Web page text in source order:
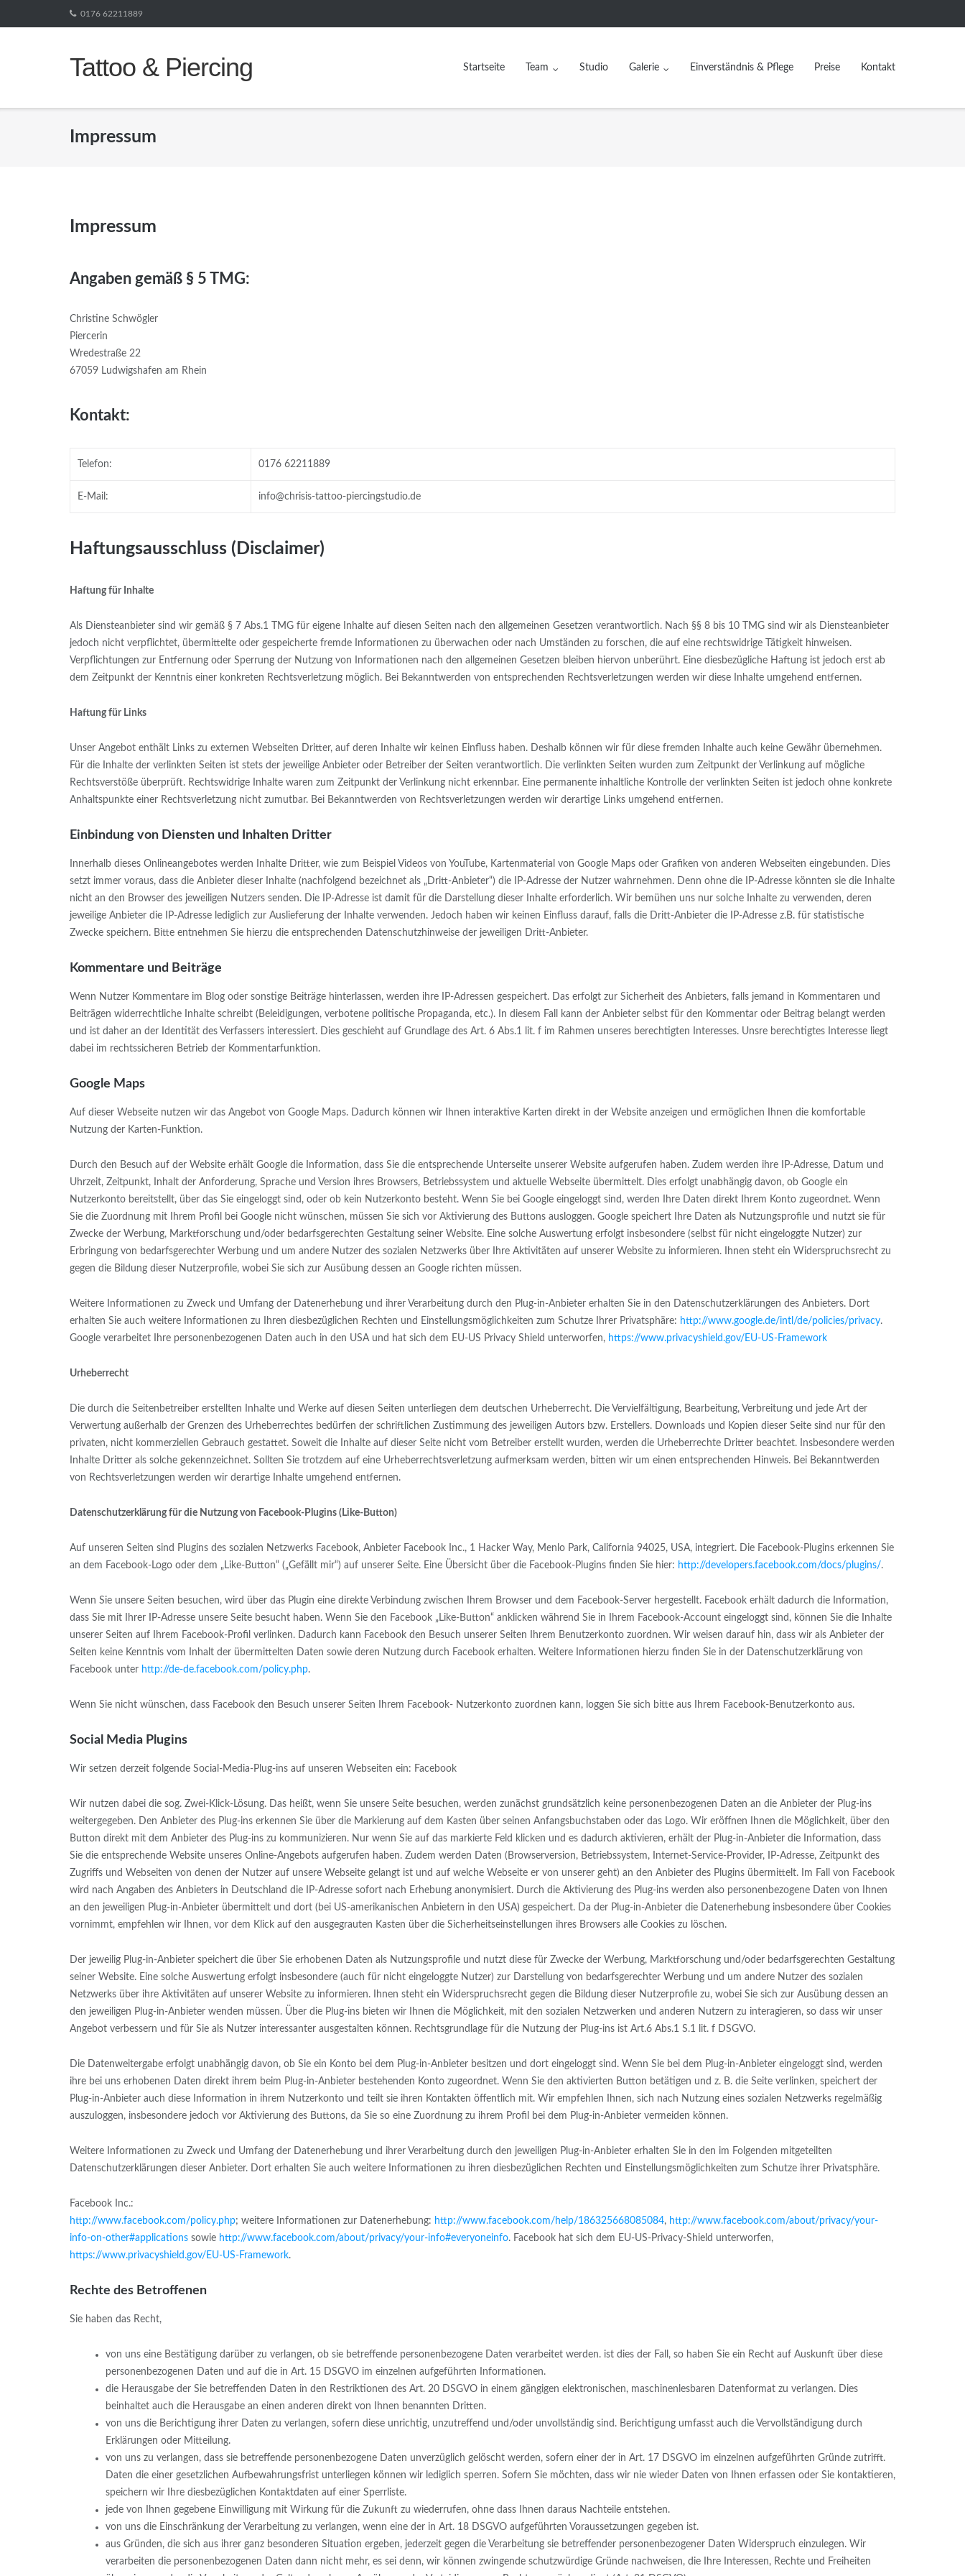
0176 62211889
Tattoo & Piercing Startseite Team Studio Galerie Einverständnis & Pflege Preise Kontakt
Impressum
Impressum
Angaben gemäß § 5 TMG:
Christine Schwögler
Piercerin
Wredestraße 22
67059 Ludwigshafen am Rhein
Kontakt:
Telefon: 0176 62211889
E-Mail: info@chrisis-tattoo-piercingstudio.de
Haftungsausschluss (Disclaimer)
Haftung für Inhalte
Als Diensteanbieter sind wir gemäß § 7 Abs.1 TMG für eigene Inhalte auf diesen Seiten nach den allgemeinen Gesetzen verantwortlich. Nach §§ 8 bis 10 TMG sind wir als Diensteanbieter
jedoch nicht verpflichtet, übermittelte oder gespeicherte fremde Informationen zu überwachen oder nach Umständen zu forschen, die auf eine rechtswidrige Tätigkeit hinweisen.
Verpflichtungen zur Entfernung oder Sperrung der Nutzung von Informationen nach den allgemeinen Gesetzen bleiben hiervon unberührt. Eine diesbezügliche Haftung ist jedoch erst ab
dem Zeitpunkt der Kenntnis einer konkreten Rechtsverletzung möglich. Bei Bekanntwerden von entsprechenden Rechtsverletzungen werden wir diese Inhalte umgehend entfernen.
Haftung für Links
Unser Angebot enthält Links zu externen Webseiten Dritter, auf deren Inhalte wir keinen Einfluss haben. Deshalb können wir für diese fremden Inhalte auch keine Gewähr übernehmen.
Für die Inhalte der verlinkten Seiten ist stets der jeweilige Anbieter oder Betreiber der Seiten verantwortlich. Die verlinkten Seiten wurden zum Zeitpunkt der Verlinkung auf mögliche
Rechtsverstöße überprüft. Rechtswidrige Inhalte waren zum Zeitpunkt der Verlinkung nicht erkennbar. Eine permanente inhaltliche Kontrolle der verlinkten Seiten ist jedoch ohne konkrete
Anhaltspunkte einer Rechtsverletzung nicht zumutbar. Bei Bekanntwerden von Rechtsverletzungen werden wir derartige Links umgehend entfernen.
Einbindung von Diensten und Inhalten Dritter
Innerhalb dieses Onlineangebotes werden Inhalte Dritter, wie zum Beispiel Videos von YouTube, Kartenmaterial von Google Maps oder Grafiken von anderen Webseiten eingebunden. Dies
setzt immer voraus, dass die Anbieter dieser Inhalte (nachfolgend bezeichnet als „Dritt-Anbieter“) die IP-Adresse der Nutzer wahrnehmen. Denn ohne die IP-Adresse könnten sie die Inhalte
nicht an den Browser des jeweiligen Nutzers senden. Die IP-Adresse ist damit für die Darstellung dieser Inhalte erforderlich. Wir bemühen uns nur solche Inhalte zu verwenden, deren
jeweilige Anbieter die IP-Adresse lediglich zur Auslieferung der Inhalte verwenden. Jedoch haben wir keinen Einfluss darauf, falls die Dritt-Anbieter die IP-Adresse z.B. für statistische
Zwecke speichern. Bitte entnehmen Sie hierzu die entsprechenden Datenschutzhinweise der jeweiligen Dritt-Anbieter.
Kommentare und Beiträge
Wenn Nutzer Kommentare im Blog oder sonstige Beiträge hinterlassen, werden ihre IP-Adressen gespeichert. Das erfolgt zur Sicherheit des Anbieters, falls jemand in Kommentaren und
Beiträgen widerrechtliche Inhalte schreibt (Beleidigungen, verbotene politische Propaganda, etc.). In diesem Fall kann der Anbieter selbst für den Kommentar oder Beitrag belangt werden
und ist daher an der Identität des Verfassers interessiert. Dies geschieht auf Grundlage des Art. 6 Abs.1 lit. f im Rahmen unseres berechtigten Interesses. Unsre berechtigtes Interesse liegt
dabei im rechtssicheren Betrieb der Kommentarfunktion.
Google Maps
Auf dieser Webseite nutzen wir das Angebot von Google Maps. Dadurch können wir Ihnen interaktive Karten direkt in der Website anzeigen und ermöglichen Ihnen die komfortable
Nutzung der Karten-Funktion.
Durch den Besuch auf der Website erhält Google die Information, dass Sie die entsprechende Unterseite unserer Website aufgerufen haben. Zudem werden ihre IP-Adresse, Datum und
Uhrzeit, Zeitpunkt, Inhalt der Anforderung, Sprache und Version ihres Browsers, Betriebssystem und aktuelle Webseite übermittelt. Dies erfolgt unabhängig davon, ob Google ein
Nutzerkonto bereitstellt, über das Sie eingeloggt sind, oder ob kein Nutzerkonto besteht. Wenn Sie bei Google eingeloggt sind, werden Ihre Daten direkt Ihrem Konto zugeordnet. Wenn
Sie die Zuordnung mit Ihrem Profil bei Google nicht wünschen, müssen Sie sich vor Aktivierung des Buttons ausloggen. Google speichert Ihre Daten als Nutzungsprofile und nutzt sie für
Zwecke der Werbung, Marktforschung und/oder bedarfsgerechten Gestaltung seiner Website. Eine solche Auswertung erfolgt insbesondere (selbst für nicht eingeloggte Nutzer) zur
Erbringung von bedarfsgerechter Werbung und um andere Nutzer des sozialen Netzwerks über Ihre Aktivitäten auf unserer Website zu informieren. Ihnen steht ein Widerspruchsrecht zu
gegen die Bildung dieser Nutzerprofile, wobei Sie sich zur Ausübung dessen an Google richten müssen.
Weitere Informationen zu Zweck und Umfang der Datenerhebung und ihrer Verarbeitung durch den Plug-in-Anbieter erhalten Sie in den Datenschutzerklärungen des Anbieters. Dort
erhalten Sie auch weitere Informationen zu Ihren diesbezüglichen Rechten und Einstellungsmöglichkeiten zum Schutze Ihrer Privatsphäre: http://www.google.de/intl/de/policies/privacy.
Google verarbeitet Ihre personenbezogenen Daten auch in den USA und hat sich dem EU-US Privacy Shield unterworfen, https://www.privacyshield.gov/EU-US-Framework
Urheberrecht
Die durch die Seitenbetreiber erstellten Inhalte und Werke auf diesen Seiten unterliegen dem deutschen Urheberrecht. Die Vervielfältigung, Bearbeitung, Verbreitung und jede Art der
Verwertung außerhalb der Grenzen des Urheberrechtes bedürfen der schriftlichen Zustimmung des jeweiligen Autors bzw. Erstellers. Downloads und Kopien dieser Seite sind nur für den
privaten, nicht kommerziellen Gebrauch gestattet. Soweit die Inhalte auf dieser Seite nicht vom Betreiber erstellt wurden, werden die Urheberrechte Dritter beachtet. Insbesondere werden
Inhalte Dritter als solche gekennzeichnet. Sollten Sie trotzdem auf eine Urheberrechtsverletzung aufmerksam werden, bitten wir um einen entsprechenden Hinweis. Bei Bekanntwerden
von Rechtsverletzungen werden wir derartige Inhalte umgehend entfernen.
Datenschutzerklärung für die Nutzung von Facebook-Plugins (Like-Button)
Auf unseren Seiten sind Plugins des sozialen Netzwerks Facebook, Anbieter Facebook Inc., 1 Hacker Way, Menlo Park, California 94025, USA, integriert. Die Facebook-Plugins erkennen Sie
an dem Facebook-Logo oder dem „Like-Button“ („Gefällt mir“) auf unserer Seite. Eine Übersicht über die Facebook-Plugins finden Sie hier: http://developers.facebook.com/docs/plugins/.
Wenn Sie unsere Seiten besuchen, wird über das Plugin eine direkte Verbindung zwischen Ihrem Browser und dem Facebook-Server hergestellt. Facebook erhält dadurch die Information,
dass Sie mit Ihrer IP-Adresse unsere Seite besucht haben. Wenn Sie den Facebook „Like-Button“ anklicken während Sie in Ihrem Facebook-Account eingeloggt sind, können Sie die Inhalte
unserer Seiten auf Ihrem Facebook-Profil verlinken. Dadurch kann Facebook den Besuch unserer Seiten Ihrem Benutzerkonto zuordnen. Wir weisen darauf hin, dass wir als Anbieter der
Seiten keine Kenntnis vom Inhalt der übermittelten Daten sowie deren Nutzung durch Facebook erhalten. Weitere Informationen hierzu finden Sie in der Datenschutzerklärung von
Facebook unter http://de-de.facebook.com/policy.php.
Wenn Sie nicht wünschen, dass Facebook den Besuch unserer Seiten Ihrem Facebook- Nutzerkonto zuordnen kann, loggen Sie sich bitte aus Ihrem Facebook-Benutzerkonto aus.
Social Media Plugins
Wir setzen derzeit folgende Social-Media-Plug-ins auf unseren Webseiten ein: Facebook
Wir nutzen dabei die sog. Zwei-Klick-Lösung. Das heißt, wenn Sie unsere Seite besuchen, werden zunächst grundsätzlich keine personenbezogenen Daten an die Anbieter der Plug-ins
weitergegeben. Den Anbieter des Plug-ins erkennen Sie über die Markierung auf dem Kasten über seinen Anfangsbuchstaben oder das Logo. Wir eröffnen Ihnen die Möglichkeit, über den
Button direkt mit dem Anbieter des Plug-ins zu kommunizieren. Nur wenn Sie auf das markierte Feld klicken und es dadurch aktivieren, erhält der Plug-in-Anbieter die Information, dass
Sie die entsprechende Website unseres Online-Angebots aufgerufen haben. Zudem werden Daten (Browserversion, Betriebssystem, Internet-Service-Provider, IP-Adresse, Zeitpunkt des
Zugriffs und Webseiten von denen der Nutzer auf unsere Webseite gelangt ist und auf welche Webseite er von unserer geht) an den Anbieter des Plugins übermittelt. Im Fall von Facebook
wird nach Angaben des Anbieters in Deutschland die IP-Adresse sofort nach Erhebung anonymisiert. Durch die Aktivierung des Plug-ins werden also personenbezogene Daten von Ihnen
an den jeweiligen Plug-in-Anbieter übermittelt und dort (bei US-amerikanischen Anbietern in den USA) gespeichert. Da der Plug-in-Anbieter die Datenerhebung insbesondere über Cookies
vornimmt, empfehlen wir Ihnen, vor dem Klick auf den ausgegrauten Kasten über die Sicherheitseinstellungen ihres Browsers alle Cookies zu löschen.
Der jeweilig Plug-in-Anbieter speichert die über Sie erhobenen Daten als Nutzungsprofile und nutzt diese für Zwecke der Werbung, Marktforschung und/oder bedarfsgerechten Gestaltung
seiner Website. Eine solche Auswertung erfolgt insbesondere (auch für nicht eingeloggte Nutzer) zur Darstellung von bedarfsgerechter Werbung und um andere Nutzer des sozialen
Netzwerks über ihre Aktivitäten auf unserer Website zu informieren. Ihnen steht ein Widerspruchsrecht gegen die Bildung dieser Nutzerprofile zu, wobei Sie sich zur Ausübung dessen an
den jeweiligen Plug-in-Anbieter wenden müssen. Über die Plug-ins bieten wir Ihnen die Möglichkeit, mit den sozialen Netzwerken und anderen Nutzern zu interagieren, so dass wir unser
Angebot verbessern und für Sie als Nutzer interessanter ausgestalten können. Rechtsgrundlage für die Nutzung der Plug-ins ist Art.6 Abs.1 S.1 lit. f DSGVO.
Die Datenweitergabe erfolgt unabhängig davon, ob Sie ein Konto bei dem Plug-in-Anbieter besitzen und dort eingeloggt sind. Wenn Sie bei dem Plug-in-Anbieter eingeloggt sind, werden
ihre bei uns erhobenen Daten direkt ihrem beim Plug-in-Anbieter bestehenden Konto zugeordnet. Wenn Sie den aktivierten Button betätigen und z. B. die Seite verlinken, speichert der
Plug-in-Anbieter auch diese Information in ihrem Nutzerkonto und teilt sie ihren Kontakten öffentlich mit. Wir empfehlen Ihnen, sich nach Nutzung eines sozialen Netzwerks regelmäßig
auszuloggen, insbesondere jedoch vor Aktivierung des Buttons, da Sie so eine Zuordnung zu ihrem Profil bei dem Plug-in-Anbieter vermeiden können.
Weitere Informationen zu Zweck und Umfang der Datenerhebung und ihrer Verarbeitung durch den jeweiligen Plug-in-Anbieter erhalten Sie in den im Folgenden mitgeteilten
Datenschutzerklärungen dieser Anbieter. Dort erhalten Sie auch weitere Informationen zu ihren diesbezüglichen Rechten und Einstellungsmöglichkeiten zum Schutze ihrer Privatsphäre.
Facebook Inc.:
http://www.facebook.com/policy.php; weitere Informationen zur Datenerhebung: http://www.facebook.com/help/186325668085084, http://www.facebook.com/about/privacy/your-
info-on-other#applicationssowie http://www.facebook.com/about/privacy/your-info#everyoneinfo. Facebook hat sich dem EU-US-Privacy-Shield unterworfen,
https://www.privacyshield.gov/EU-US-Framework.
Rechte des Betroffenen
Sie haben das Recht,
von uns eine Bestätigung darüber zu verlangen, ob sie betreffende personenbezogene Daten verarbeitet werden. ist dies der Fall, so haben Sie ein Recht auf Auskunft über diese
personenbezogenen Daten und auf die in Art. 15 DSGVO im einzelnen aufgeführten Informationen.
die Herausgabe der Sie betreffenden Daten in den Restriktionen des Art. 20 DSGVO in einem gängigen elektronischen, maschinenlesbaren Datenformat zu verlangen. Dies
beinhaltet auch die Herausgabe an einen anderen direkt von Ihnen benannten Dritten.
von uns die Berichtigung ihrer Daten zu verlangen, sofern diese unrichtig, unzutreffend und/oder unvollständig sind. Berichtigung umfasst auch die Vervollständigung durch
Erklärungen oder Mitteilung.
von uns zu verlangen, dass sie betreffende personenbezogene Daten unverzüglich gelöscht werden, sofern einer der in Art. 17 DSGVO im einzelnen aufgeführten Gründe zutrifft.
Daten die einer gesetzlichen Aufbewahrungsfrist unterliegen können wir lediglich sperren. Sofern Sie möchten, dass wir nie wieder Daten von Ihnen erfassen oder Sie kontaktieren,
speichern wir Ihre diesbezüglichen Kontaktdaten auf einer Sperrliste.
jede von Ihnen gegebene Einwilligung mit Wirkung für die Zukunft zu wiederrufen, ohne dass Ihnen daraus Nachteile entstehen.
von uns die Einschränkung der Verarbeitung zu verlangen, wenn eine der in Art. 18 DSGVO aufgeführten Voraussetzungen gegeben ist.
aus Gründen, die sich aus ihrer ganz besonderen Situation ergeben, jederzeit gegen die Verarbeitung sie betreffender personenbezogener Daten Widerspruch einzulegen. Wir
verarbeiten die personenbezogenen Daten dann nicht mehr, es sei denn, wir können zwingende schutzwürdige Gründe nachweisen, die Ihre Interessen, Rechte und Freiheiten